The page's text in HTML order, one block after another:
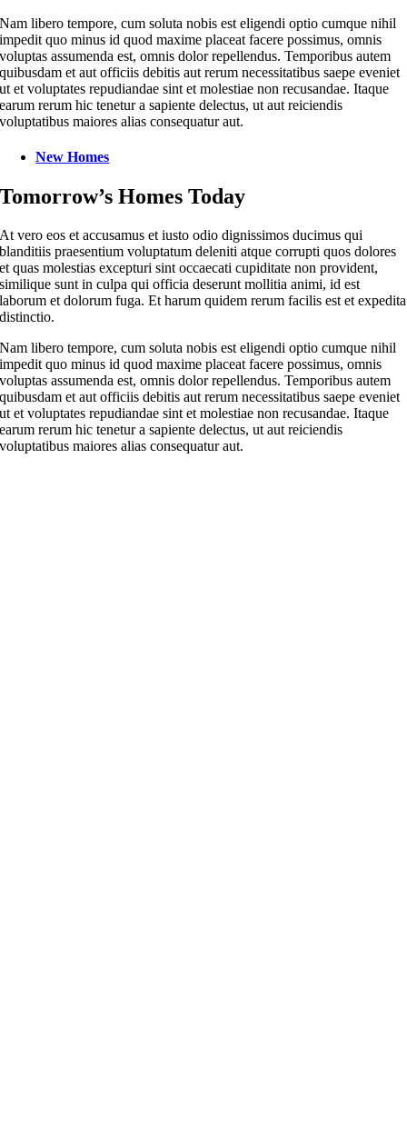
Nam libero tempore, cum soluta nobis est eligendi optio cumque nihil
impedit quo minus id quod maxime placeat facere possimus, omnis
voluptas assumenda est, omnis dolor repellendus. Temporibus autem
quibusdam et aut officiis debitis aut rerum necessitatibus saepe eveniet
ut et voluptates repudiandae sint et molestiae non recusandae. Itaque
earum rerum hic tenetur a sapiente delectus, ut aut reiciendis
voluptatibus maiores alias consequatur aut.
New Homes
Tomorrow’s Homes Today
At vero eos et accusamus et iusto odio dignissimos ducimus qui
blanditiis praesentium voluptatum deleniti atque corrupti quos dolores
et quas molestias excepturi sint occaecati cupiditate non provident,
similique sunt in culpa qui officia deserunt mollitia animi, id est
laborum et dolorum fuga. Et harum quidem rerum facilis est et expedita
distinctio.
Nam libero tempore, cum soluta nobis est eligendi optio cumque nihil
impedit quo minus id quod maxime placeat facere possimus, omnis
voluptas assumenda est, omnis dolor repellendus. Temporibus autem
quibusdam et aut officiis debitis aut rerum necessitatibus saepe eveniet
ut et voluptates repudiandae sint et molestiae non recusandae. Itaque
earum rerum hic tenetur a sapiente delectus, ut aut reiciendis
voluptatibus maiores alias consequatur aut.